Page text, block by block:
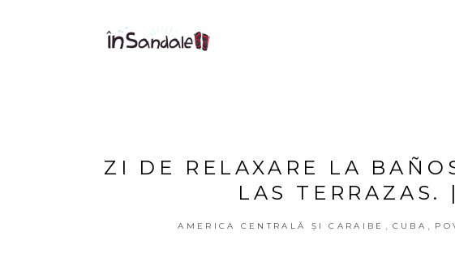
ZI DE RELAXARE LA
LAS TERRAZAS.
AMERICA CENTRALĂ ȘI CARAIBE CUBA